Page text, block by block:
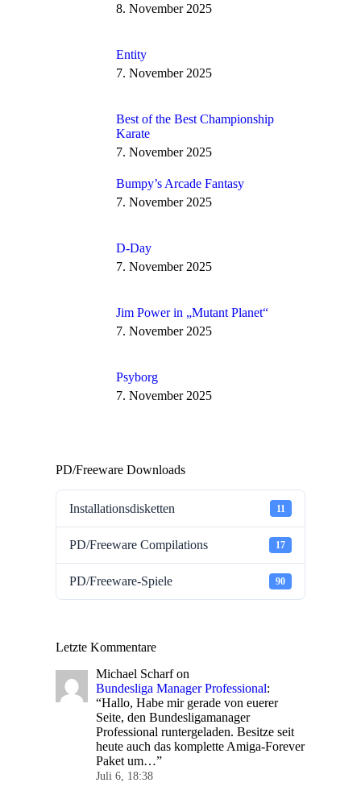
8. November 2025
Entity
7. November 2025
Best of the Best Championship
Karate
7. November 2025
Bumpy’s Arcade Fantasy
7. November 2025
D-Day
7. November 2025
Jim Power in „Mutant Planet“
7. November 2025
Psyborg
7. November 2025
PD/Freeware Downloads
Installationsdisketten 11
PD/Freeware Compilations 17
PD/Freeware-Spiele 90
Letzte Kommentare
Michael Scharfon
Bundesliga Manager Professional:
“Hallo, Habe mir gerade von euerer
Seite, den Bundesligamanager
Professional runtergeladen. Besitze seit
heute auch das komplette Amiga-Forever
Paket um…”
Juli 6, 18:38